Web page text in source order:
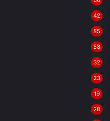
42
85
58
32
23
19
20